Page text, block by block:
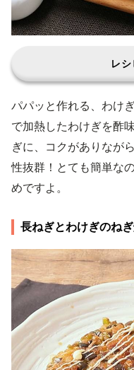
レ
パパッと作れる、わけ
で加熱したわけぎを酢
ぎに、コクがありなが
性抜群！とても簡単な
めですよ。
長ねぎとわけぎのね